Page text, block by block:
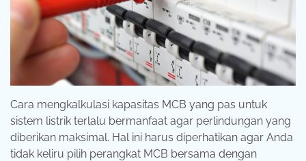
Cara mengkalkulasi kapasitas MCB yang pas untuk
sistem listrik terlalu bermanfaat agar perlindungan yang
diberikan maksimal. Hal ini harus diperhatikan agar Anda
tidak keliru pilih perangkat MCB bersama dengan